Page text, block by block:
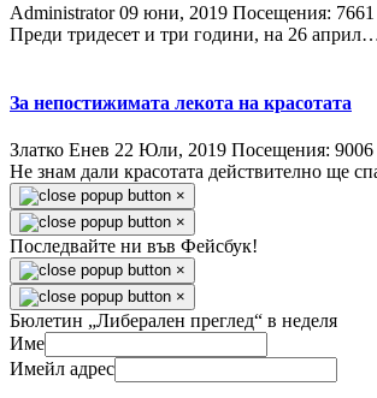
Administrator 09 юни, 2019 Посещения: 7661
Преди тридесет и три години, на 26
За непостижимата лекота на красотата
Златко Енев 22 Юли, 2019 Посещения: 9006
Не знам дали красотата действително ще
×
×
Последвайте ни във Фейсбук!
×
×
Бюлетин „Либерален преглед“ в неделя
Име
Имейл адрес